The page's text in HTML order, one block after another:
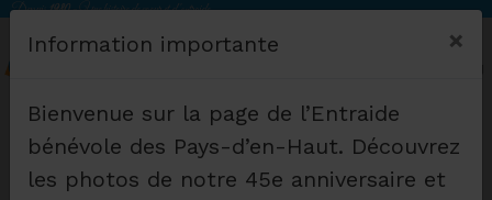
Depuis1980- Une histoire de coeur et d 'entraide
Information importante ×
Bienvenue sur la page de l’Entraide
bénévole des Pays-d’en-Haut. Découvrez
les photos de notre 45e anniversaire et